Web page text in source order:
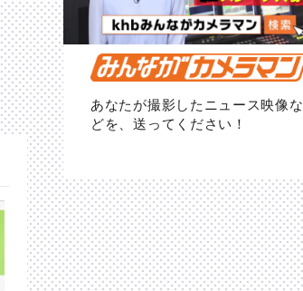
あなたが撮影したニュース映像な
どを、送ってください！